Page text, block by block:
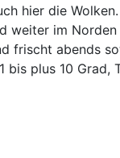
hier die
weiter im
frischt abends
bis plus 10